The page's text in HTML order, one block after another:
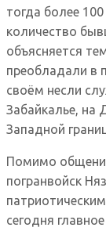
тогда более
количество
объясняется
преобладали в
своём несли
Забайкалье, на
Западной
Помимо
погранвойск
сегодня